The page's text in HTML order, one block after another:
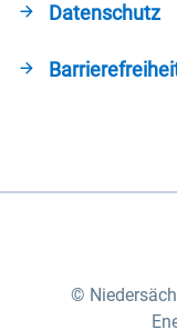
Datenschutz